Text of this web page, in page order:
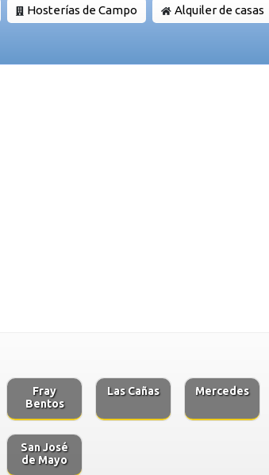
Hosterías de Campo Alquiler de casas
Fray
Bentos
Las Cañas Mercedes
San José
de Mayo